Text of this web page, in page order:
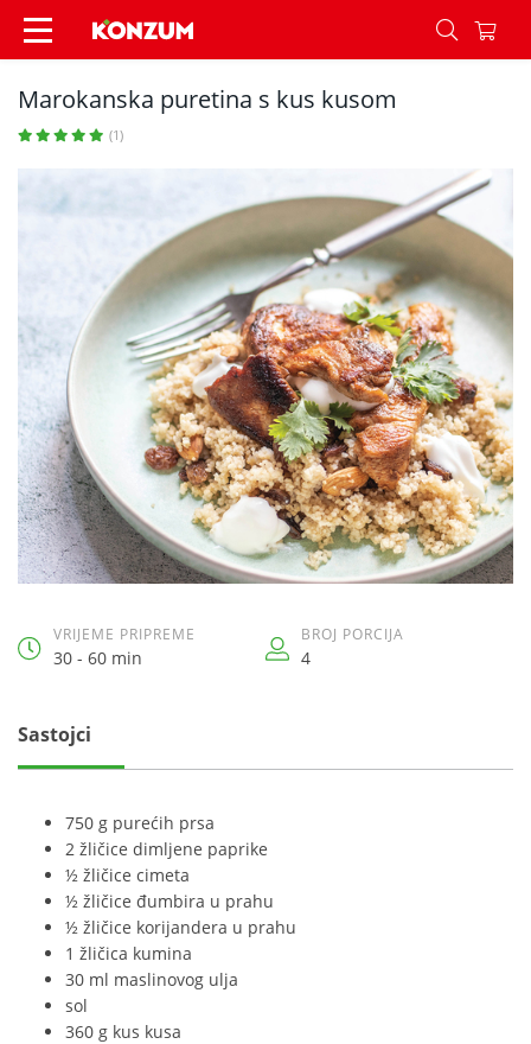
Marokanska puretina s kus kusom - Recepti -
Marokanska puretina s kus kusom
(1)
VRIJEME PRIPREME
30 - 60 min
BROJ PORCIJA
4
Sastojci
750 g purećih prsa
2 žličice dimljene paprike
½ žličice cimeta
½ žličice đumbira u prahu
½ žličice korijandera u prahu
1 žličica kumina
30 ml maslinovog ulja
sol
360 g kus kusa